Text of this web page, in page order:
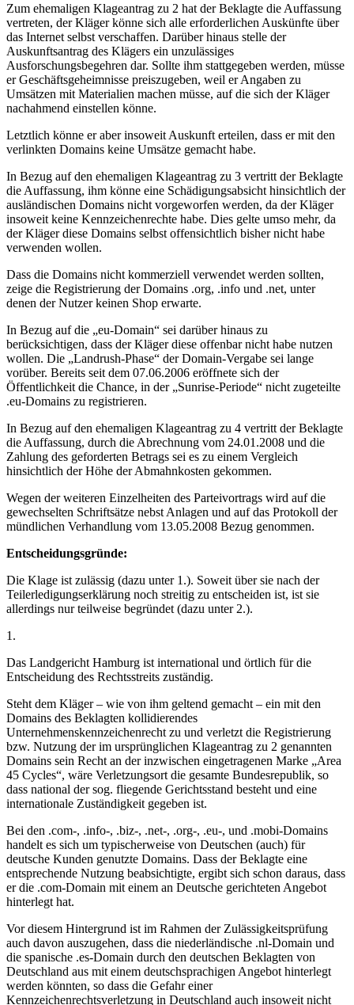
Zum ehemaligen Klageantrag zu 2 hat der Beklagte die Auffassung
vertreten, der Kläger könne sich alle erforderlichen Auskünfte über
das Internet selbst verschaffen. Darüber hinaus stelle der
Auskunftsantrag des Klägers ein unzulässiges
Ausforschungsbegehren dar. Sollte ihm stattgegeben werden, müsse
er Geschäftsgeheimnisse preiszugeben, weil er Angaben zu
Umsätzen mit Materialien machen müsse, auf die sich der Kläger
nachahmend einstellen könne.
Letztlich könne er aber insoweit Auskunft erteilen, dass er mit den
verlinkten Domains keine Umsätze gemacht habe.
In Bezug auf den ehemaligen Klageantrag zu 3 vertritt der Beklagte
die Auffassung, ihm könne eine Schädigungsabsicht hinsichtlich der
ausländischen Domains nicht vorgeworfen werden, da der Kläger
insoweit keine Kennzeichenrechte habe. Dies gelte umso mehr, da
der Kläger diese Domains selbst offensichtlich bisher nicht habe
verwenden wollen.
Dass die Domains nicht kommerziell verwendet werden sollten,
zeige die Registrierung der Domains .org, .info und .net, unter
denen der Nutzer keinen Shop erwarte.
In Bezug auf die „eu-Domain“ sei darüber hinaus zu
berücksichtigen, dass der Kläger diese offenbar nicht habe nutzen
wollen. Die „Landrush-Phase“ der Domain-Vergabe sei lange
vorüber. Bereits seit dem 07.06.2006 eröffnete sich der
Öffentlichkeit die Chance, in der „Sunrise-Periode“ nicht zugeteilte
.eu-Domains zu registrieren.
In Bezug auf den ehemaligen Klageantrag zu 4 vertritt der Beklagte
die Auffassung, durch die Abrechnung vom 24.01.2008 und die
Zahlung des geforderten Betrags sei es zu einem Vergleich
hinsichtlich der Höhe der Abmahnkosten gekommen.
Wegen der weiteren Einzelheiten des Parteivortrags wird auf die
gewechselten Schriftsätze nebst Anlagen und auf das Protokoll der
mündlichen Verhandlung vom 13.05.2008 Bezug genommen.
Entscheidungsgründe:
Die Klage ist zulässig (dazu unter 1.). Soweit über sie nach der
Teilerledigungserklärung noch streitig zu entscheiden ist, ist sie
allerdings nur teilweise begründet (dazu unter 2.).
1.
Das Landgericht Hamburg ist international und örtlich für die
Entscheidung des Rechtsstreits zuständig.
Steht dem Kläger – wie von ihm geltend gemacht – ein mit den
Domains des Beklagten kollidierendes
Unternehmenskennzeichenrecht zu und verletzt die Registrierung
bzw. Nutzung der im ursprünglichen Klageantrag zu 2 genannten
Domains sein Recht an der inzwischen eingetragenen Marke „Area
45 Cycles“, wäre Verletzungsort die gesamte Bundesrepublik, so
dass national der sog. fliegende Gerichtsstand besteht und eine
internationale Zuständigkeit gegeben ist.
Bei den .com-, .info-, .biz-, .net-, .org-, .eu-, und .mobi-Domains
handelt es sich um typischerweise von Deutschen (auch) für
deutsche Kunden genutzte Domains. Dass der Beklagte eine
entsprechende Nutzung beabsichtigte, ergibt sich schon daraus, dass
er die .com-Domain mit einem an Deutsche gerichteten Angebot
hinterlegt hat.
Vor diesem Hintergrund ist im Rahmen der Zulässigkeitsprüfung
auch davon auszugehen, dass die niederländische .nl-Domain und
die spanische .es-Domain durch den deutschen Beklagten von
Deutschland aus mit einem deutschsprachigen Angebot hinterlegt
werden könnten, so dass die Gefahr einer
Kennzeichenrechtsverletzung in Deutschland auch insoweit nicht